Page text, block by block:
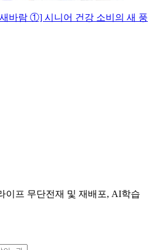
바람 ①] 시니어 건강 소비의 새 풍
프 무단전재 및 재배포, AI학습